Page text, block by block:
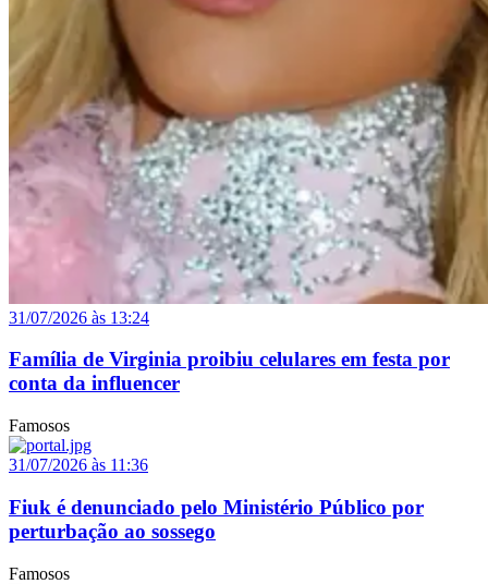
31/07/2026 às 13:24
Família de Virginia proibiu celulares em festa por
conta da influencer
Famosos
31/07/2026 às 11:36
Fiuk é denunciado pelo Ministério Público por
perturbação ao sossego
Famosos